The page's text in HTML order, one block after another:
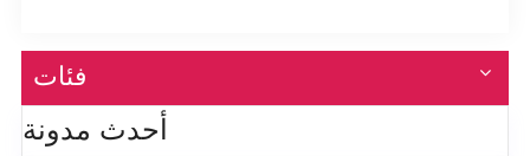
فئات
أحدث مدونة